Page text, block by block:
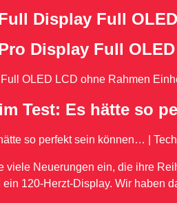
Display Full
Display Full
OLED LCD ohne Rahmen
Test: Es hätte so
so perfekt sein können… |
viele Neuerungen ein, die ihre
120-Herzt-Display. Wir haben